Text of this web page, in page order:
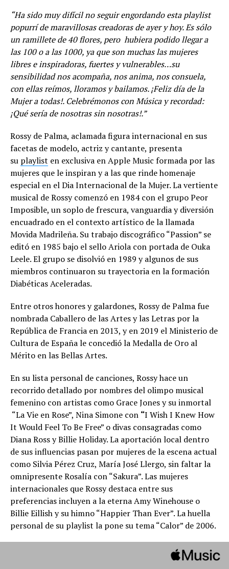
“Ha sido muy difícil no seguir engordando esta playlist
popurrí de maravillosas creadoras de ayer y hoy. Es sólo
un ramillete de 40 flores, pero hubiera podido llegar a
las 100 o a las 1000, ya que son muchas las mujeres
libres e inspiradoras, fuertes y vulnerables…su
sensibilidad nos acompaña, nos anima, nos consuela,
con ellas reímos, lloramos y bailamos. ¡Feliz día de la
Mujer a todas!. Celebrémonos con Música y recordad:
¡Qué sería de nosotras sin nosotras!.”
Rossy de Palma, aclamada figura internacional en sus
facetas de modelo, actriz y cantante, presenta
su playlist en exclusiva en Apple Music formada por las
mujeres que le inspiran y a las que rinde homenaje
especial en el Dia Internacional de la Mujer. La vertiente
musical de Rossy comenzó en 1984 con el grupo Peor
Imposible, un soplo de frescura, vanguardia y diversión
encuadrado en el contexto artístico de la llamada
Movida Madrileña. Su trabajo discográfico “Passion” se
editó en 1985 bajo el sello Ariola con portada de Ouka
Leele. El grupo se disolvió en 1989 y algunos de sus
miembros continuaron su trayectoria en la formación
Diabéticas Aceleradas.
Entre otros honores y galardones, Rossy de Palma fue
nombrada Caballero de las Artes y las Letras por la
República de Francia en 2013, y en 2019 el Ministerio de
Cultura de España le concedió la Medalla de Oro al
Mérito en las Bellas Artes.
En su lista personal de canciones, Rossy hace un
recorrido detallado por nombres del olimpo musical
femenino con artistas como Grace Jones y su inmortal
“La Vie en Rose”, Nina Simone con “I Wish I Knew How
It Would Feel To Be Free” o divas consagradas como
Diana Ross y Billie Holiday. La aportación local dentro
de sus influencias pasan por mujeres de la escena actual
como Silvia Pérez Cruz, María José Llergo, sin faltar la
omnipresente Rosalía con “Sakura”. Las mujeres
internacionales que Rossy destaca entre sus
preferencias incluyen a la eterna Amy Winehouse o
Billie Eillish y su himno “Happier Than Ever”. La huella
personal de su playlist la pone su tema “Calor” de 2006.